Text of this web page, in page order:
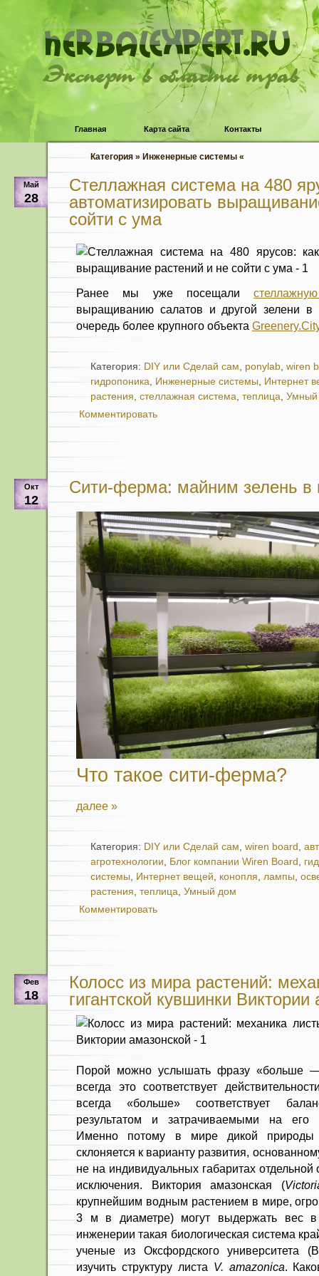
Эксперт в области трав
Главная Карта сайта Контакты
Категория » Инженерные системы «
Май
28
Стеллажная система на 480
автоматизировать
сойти с ума
Ранее мы уже посещали
выращиванию салатов и другой зелени в
очередь более крупного объекта
Категория: DIY или Сделай сам, ponylab, wiren
гидропоника, Инженерные системы, Интернет
растения, стеллажная система, теплица,
Комментировать
Окт
12
Сити-ферма: майним зелень в
Что такое сити-ферма?
далее »
Категория: DIY или Сделай сам, wiren board ,
агротехнологии, Блог компании Wiren Board ,
системы, Интернет вещей, конопля, лампы,
растения, теплица, Умный дом
Комментировать
Фев
18
Колосс из мира растений:
гигантской кувшинки Виктории
Порой можно услышать фразу «больше
всегда это соответствует
всегда «больше» соответствует
результатом и затрачиваемыми на его
Именно потому в мире дикой природы
склоняется к варианту развития,
не на индивидуальных габаритах
исключения. Виктория амазонская (
крупнейшим водным растением в мире,
3 м в диаметре) могут выдержать вес
инженерии такая биологическая система
ученые из Оксфордского университета
изучить структуру листа V. amazonica.